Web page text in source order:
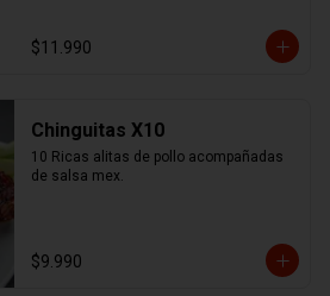
$11.990
Chinguitas X10
10 Ricas alitas de pollo acompañadas
de salsa mex.
$9.990